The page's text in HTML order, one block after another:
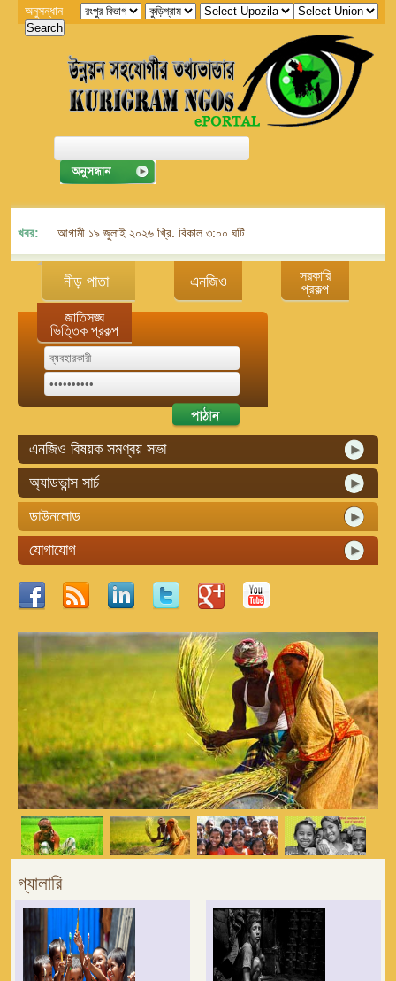
অনুসন্ধান
খবর: আগামী ১৯ জুলাই ২০২৬ খ্রি. বিকাল ৩:০০ ঘটিকায় জেলা এনজিও বিষয়ক সমন্বয়
নীড় পাতা এনজিও
সরকারি
প্রকল্প
জাতিসঙ্ঘ
ভিত্তিক প্রকল্প
এনজিও বিষয়ক সমণ্বয় সভা
অ্যাডভান্স সার্চ
ডাউনলোড
যোগাযোগ
গ্যালারি